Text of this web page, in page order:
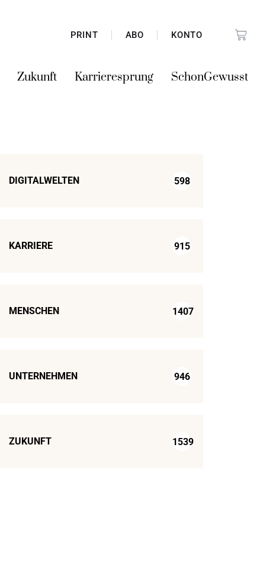
PRINT ABO KONTO
Zukunft Karrieresprung SchonGewusst
DIGITALWELTEN 598
KARRIERE 915
MENSCHEN 1407
UNTERNEHMEN 946
ZUKUNFT 1539